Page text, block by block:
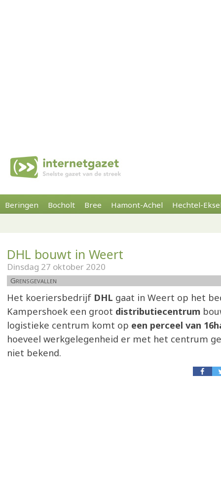
Beringen Bocholt Bree Hamont-Achel Hechtel-
DHL bouwt in Weert
Dinsdag 27 oktober 2020
Grensgevallen
Het koeriersbedrijf DHL gaat in Weert op het
Kampershoek een groot distributiecentrum
logistieke centrum komt op een perceel van
hoeveel werkgelegenheid er met het centrum
niet bekend.